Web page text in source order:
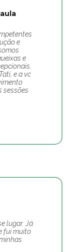
e
e
e a vc
sessões
lugar. Já
fui muito